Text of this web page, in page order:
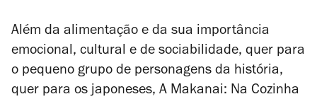
Além da alimentação e da sua importância
emocional, cultural e de sociabilidade, quer para
o pequeno grupo de personagens da história,
quer para os japoneses, A Makanai: Na Cozinha